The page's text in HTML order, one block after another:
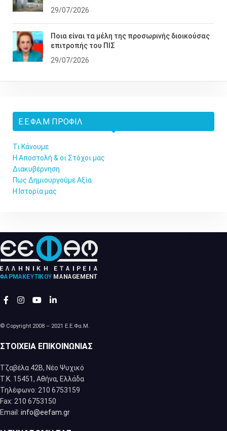
29/07/2026
Ποια είναι τα μέλη της προσωρινής διοικούσας
επιτροπής του ΠΙΣ
29/07/2026
Ε.Ε.ΦΑ.Μ ΠΡΟΦΊΛ
Τι Κάνουμε
Η Αποστολή & οι Στόχοι μας
Διακυβέρνηση
Πως Δημιουργούμε Αξία
Η Ιστορία μας
© Copyright 2008 – 2021 Ε.Ε.Φα.Μ.
ΣΤΟΙΧΕΊΑ ΕΠΙΚΟΙΝΩΝΊΑΣ
Τζαβέλα 42Β, Νέο Ψυχικό
Τ.Κ. 15451, Αθήνα, Eλλάδα
Τηλέφωνο: 210 6753159
Fax: 210 6753150
Email: info@eefam.gr